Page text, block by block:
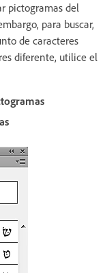
pictogramas del
para buscar,
de caracteres
diferente, utilice el